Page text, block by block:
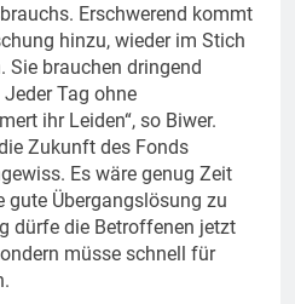
Erschwerend kommt
hinzu, wieder im Stich
Sie brauchen dringend
Tag ohne
ihr Leiden“, so Biwer.
Zukunft des Fonds
Es wäre genug Zeit
gute Übergangslösung zu
dürfe die Betroffenen jetzt
müsse schnell für